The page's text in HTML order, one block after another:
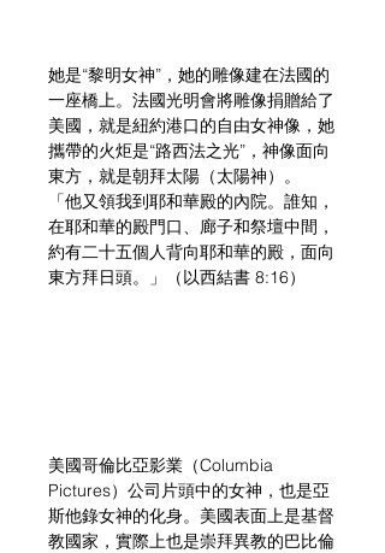
她是“黎明女神”，她的雕像建在法國的
一座橋上。法國光明會將雕像捐贈給了
美國，就是紐約港口的自由女神像，她
攜帶的火炬是“路西法之光”，神像面向
東方，就是朝拜太陽（太陽神）。
「他又領我到耶和華殿的內院。誰知，
在耶和華的殿門口、廊子和祭壇中間，
約有二十五個人背向耶和華的殿，面向
東方拜日頭。」（以西結書 8:16）
美國哥倫比亞影業（Columbia
Pictures）公司片頭中的女神，也是亞
斯他錄女神的化身。美國表面上是基督
教國家，實際上也是崇拜異教的巴比倫